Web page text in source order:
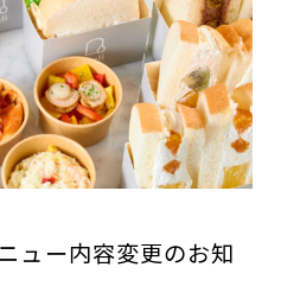
ュー内容変更のお知